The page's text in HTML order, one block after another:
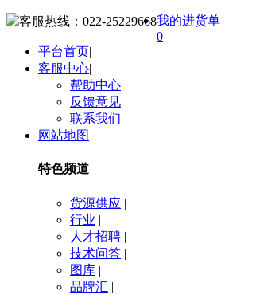
客服热线： 022-25229668我的进货单
0
平台首页|
客服中心|
帮助中心
反馈意见
联系我们
网站地图
特色频道
货源供应 |
行业 |
人才招聘 |
技术问答 |
图库 |
品牌汇 |